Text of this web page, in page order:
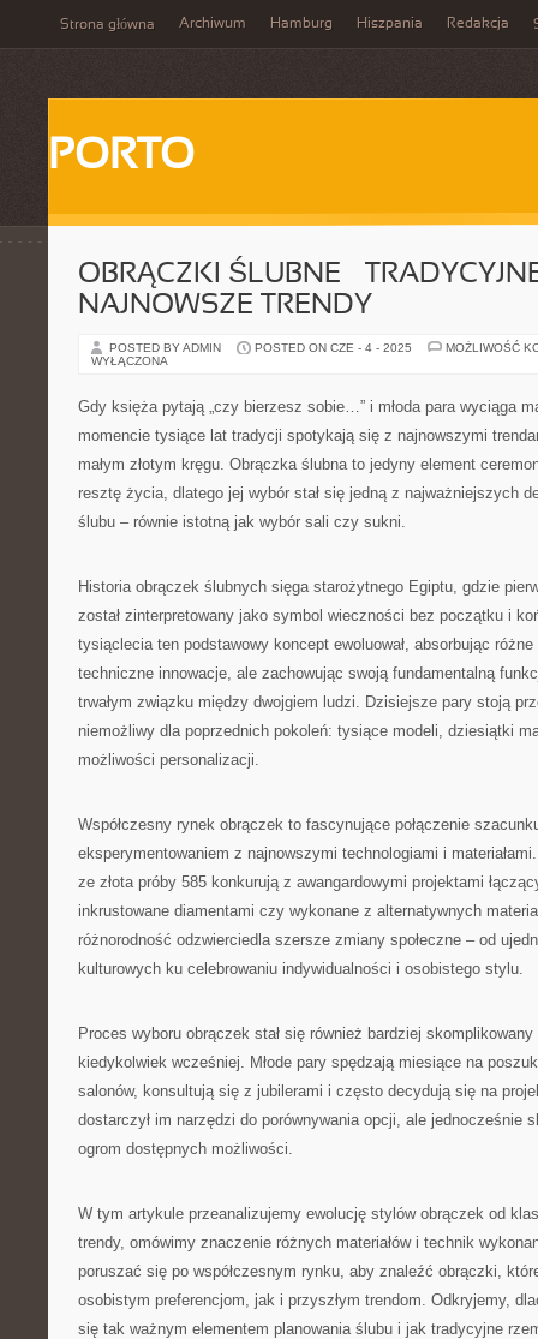
Strona główna Archiwum Hamburg Hiszpania Redakcja
PORTO
OBRĄCZKI ŚLUBNE –
NAJNOWSZE TRENDY
POSTED BY ADMIN POSTED ON CZE - 4 - 2025
MOŻLIWOŚĆ
WYŁĄCZONA
Gdy księża pytają „czy bierzesz sobie…” i młoda para wyciąga
momencie tysiące lat tradycji spotykają się z najnowszymi
małym złotym kręgu. Obrączka ślubna to jedyny element
resztę życia, dlatego jej wybór stał się jedną z najważniejszych
ślubu – równie istotną jak wybór sali czy sukni.
Historia obrączek ślubnych sięga starożytnego Egiptu, gdzie
został zinterpretowany jako symbol wieczności bez początku i
tysiąclecia ten podstawowy koncept ewoluował, absorbując
techniczne innowacje, ale zachowując swoją fundamentalną
trwałym związku między dwojgiem ludzi. Dzisiejsze pary stoją
niemożliwy dla poprzednich pokoleń: tysiące modeli, dziesiątki
możliwości personalizacji.
Współczesny rynek obrączek to fascynujące połączenie
eksperymentowaniem z najnowszymi technologiami i
ze złota próby 585 konkurują z awangardowymi projektami
inkrustowane diamentami czy wykonane z alternatywnych
różnorodność odzwierciedla szersze zmiany społeczne – od
kulturowych ku celebrowaniu indywidualności i osobistego stylu.
Proces wyboru obrączek stał się również bardziej
kiedykolwiek wcześniej. Młode pary spędzają miesiące na
salonów, konsultują się z jubilerami i często decydują się na
dostarczył im narzędzi do porównywania opcji, ale jednocześnie
ogrom dostępnych możliwości.
W tym artykule przeanalizujemy ewolucję stylów obrączek od
trendy, omówimy znaczenie różnych materiałów i technik
poruszać się po współczesnym rynku, aby znaleźć obrączki,
osobistym preferencjom, jak i przyszłym trendom. Odkryjemy,
się tak ważnym elementem planowania ślubu i jak tradycyjne